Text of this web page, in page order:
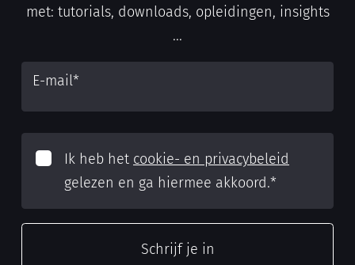
met: tutorials, downloads, opleidingen, insights
...
E-mail*
Ik heb het cookie- en privacybeleid
gelezen en ga hiermee akkoord.*